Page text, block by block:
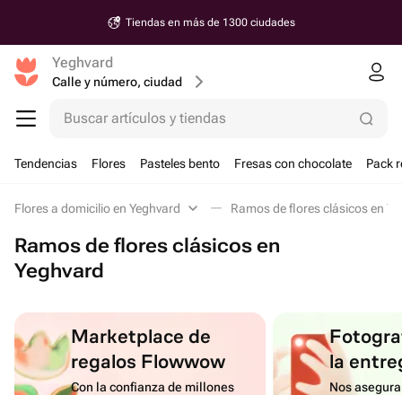
Tiendas en más de 1300 ciudades
Yeghvard
Calle y número, ciudad
Buscar artículos y tiendas
Tendencias Flores Pasteles bento Fresas con chocolate Pack
Flores a domicilio en Yeghvard Ramos de flores clásicos en
Ramos de flores clásicos en
Yeghvard
Marketplace de
regalos Flowwow
Con la confianza de millones
la
Nos